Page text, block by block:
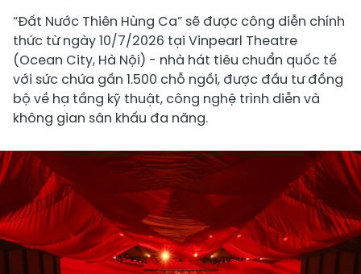
“Đất Nước Thiên Hùng Ca” sẽ được công diễn chính
thức từ ngày 10/7/2026 tại Vinpearl Theatre
(Ocean City, Hà Nội) - nhà hát tiêu chuẩn quốc tế
với sức chứa gần 1.500 chỗ ngồi, được đầu tư đồng
bộ về hạ tầng kỹ thuật, công nghệ trình diễn và
không gian sân khấu đa năng.